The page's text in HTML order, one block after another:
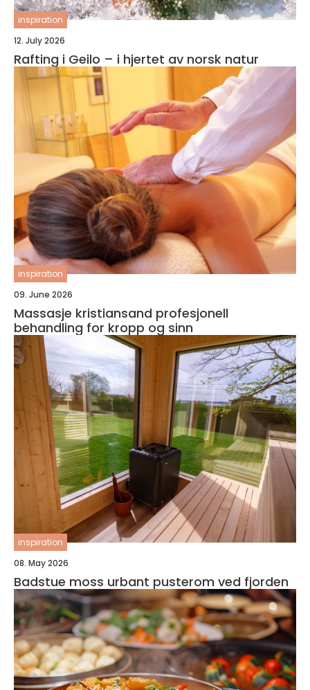
inspiration
12. July 2026
Rafting i Geilo – i hjertet av norsk natur
inspiration
09. June 2026
Massasje kristiansand profesjonell
behandling for kropp og sinn
inspiration
08. May 2026
Badstue moss urbant pusterom ved fjorden